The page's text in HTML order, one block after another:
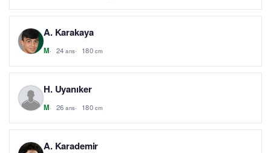
A. Karakaya
M 24 ans 180 cm
H. Uyanıker
M 26 ans 180 cm
A. Karademir